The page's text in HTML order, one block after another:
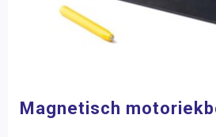
Magnetisch